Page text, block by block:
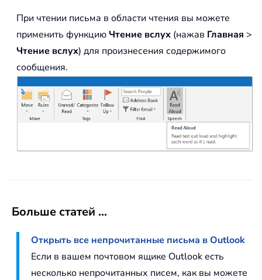
При чтении письма в области чтения вы можете
применить функциюЧтение вслух (нажав Главная >
Чтение вслух) для произнесения содержимого
сообщения.
Больше статей ...
Открыть все непрочитанные письма в Outlook
Если в вашем почтовом ящике Outlook есть
несколько непрочитанных писем, как вы можете